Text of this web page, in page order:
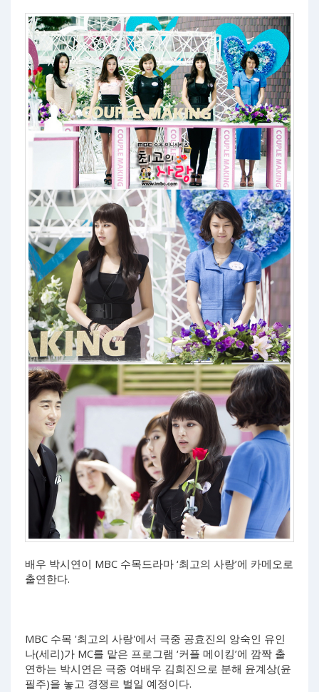
배우 박시연이 MBC 수목드라마 ‘최고의 사랑’에 카메오로
출연한다.
MBC 수목 '최고의 사랑'에서 극중 공효진의 앙숙인 유인
나(세리)가 MC를 맡은 프로그램 ‘커플 메이킹’에 깜짝 출
연하는 박시연은 극중 여배우 김희진으로 분해 윤계상(윤
필주)을 놓고 경쟁르 벌일 예정이다.